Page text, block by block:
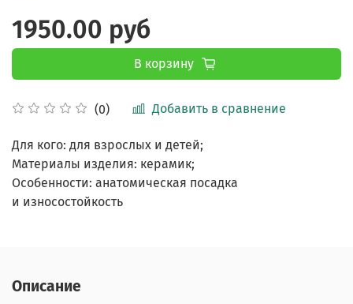
(0) Добавить в сравнение
1950.00 руб
В корзину
Для кого: для взрослых и детей;
Материалы изделия: керамик;
Особенности: анатомическая посадка
и износостойкость
Описание